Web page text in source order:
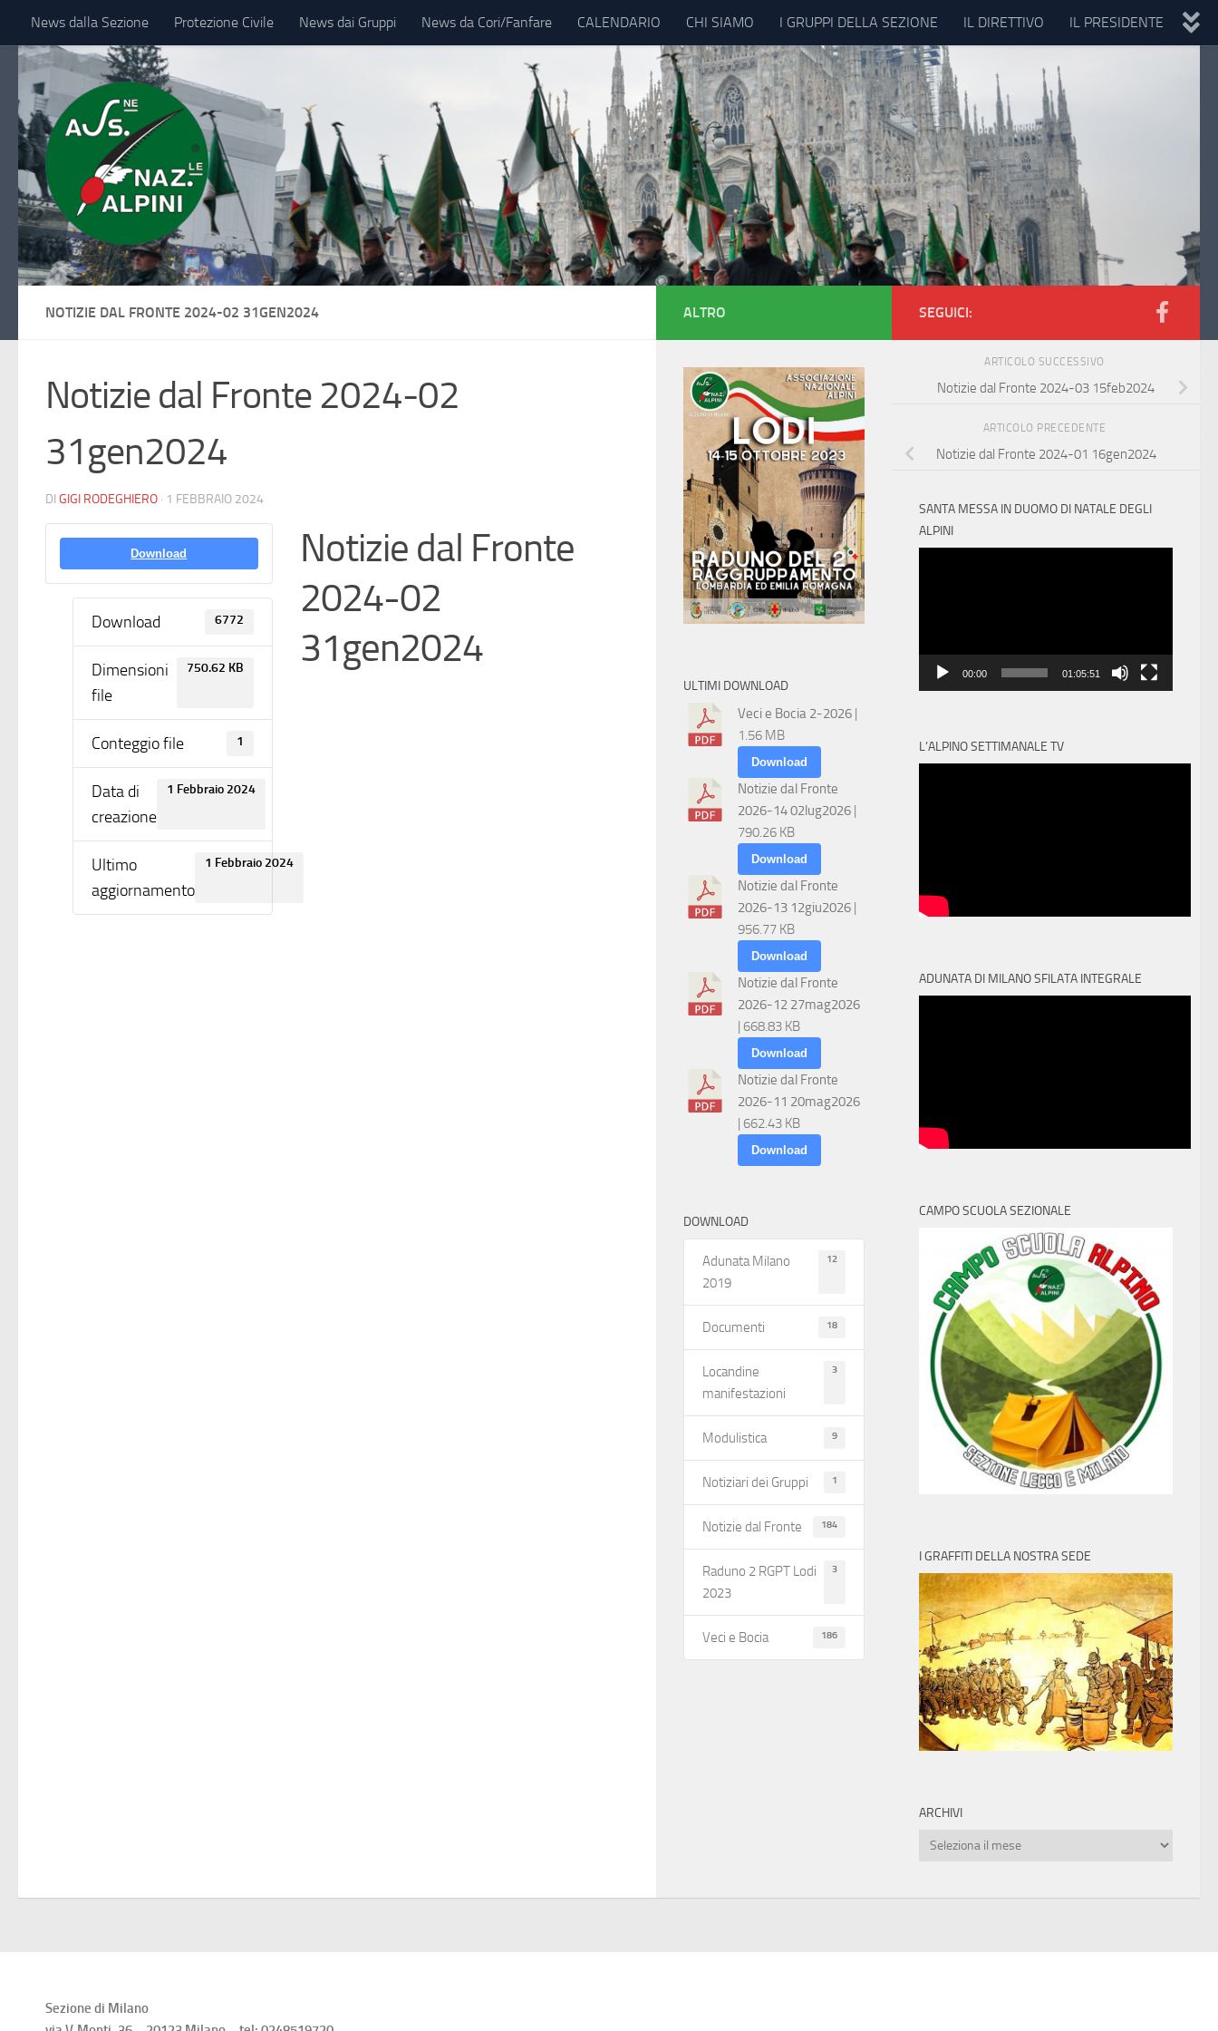
Sotto il contenuto
News dalla Sezione Protezione Civile News dai Gruppi News da Cori/Fanfare CALENDARIO CHI SIAMO I GRUPPI DELLA SEZIONE IL DIRETTIVO IL PRESIDENTE
IL VESSILLO
NOTIZIE DAL FRONTE 2024-02 31GEN2024
Notizie dal Fronte 2024-02
31gen2024
DI GIGI RODEGHIERO · 1 FEBBRAIO 2024
Download
Download 6772
Dimensioni
file
750.62 KB
Conteggio file 1
Data di
creazione
1 Febbraio 2024
Ultimo
aggiornamento
1 Febbraio 2024
Notizie dal Fronte
2024-02
31gen2024
SEGUICI:
ARTICOLO SUCCESSIVO
Notizie dal Fronte 2024-03 15feb2024
ARTICOLO PRECEDENTE
Notizie dal Fronte 2024-01 16gen2024
SANTA MESSA IN DUOMO DI NATALE DEGLI
ALPINI
00:00 01:05:51
L’ALPINO SETTIMANALE TV
ADUNATA DI MILANO SFILATA INTEGRALE
CAMPO SCUOLA SEZIONALE
I GRAFFITI DELLA NOSTRA SEDE
ARCHIVI
Archivi
ALTRO
ULTIMI DOWNLOAD
Veci e Bocia 2-2026 |
1.56 MB
Download
Notizie dal Fronte
2026-14 02lug2026 |
790.26 KB
Download
Notizie dal Fronte
2026-13 12giu2026 |
956.77 KB
Download
Notizie dal Fronte
2026-12 27mag2026
| 668.83 KB
Download
Notizie dal Fronte
2026-11 20mag2026
| 662.43 KB
Download
DOWNLOAD
Adunata Milano
2019
12
Documenti 18
Locandine
manifestazioni
3
Modulistica 9
Notiziari dei Gruppi 1
Notizie dal Fronte 184
Raduno 2 RGPT Lodi
2023
3
Veci e Bocia 186
Sezione di Milano